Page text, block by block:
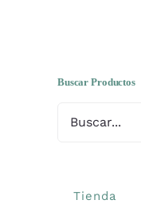
Buscar Productos
Tienda